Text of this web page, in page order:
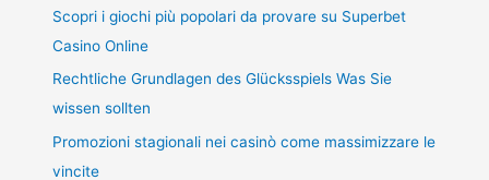
Scopri i giochi più popolari da provare su Superbet
Casino Online
Rechtliche Grundlagen des Glücksspiels Was Sie
wissen sollten
Promozioni stagionali nei casinò come massimizzare le
vincite